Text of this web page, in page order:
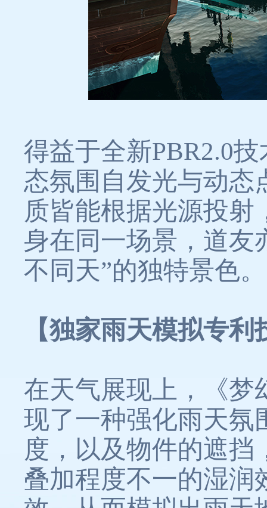
得益于全新PBR2.0
态氛围自发光与动态
质皆能根据光源投
身在同一场景，道友
不同天”的独特景色。
【独家雨天模拟专利
在天气展现上，《梦
现了一种强化雨天氛
度，以及物件的遮
叠加程度不一的湿润